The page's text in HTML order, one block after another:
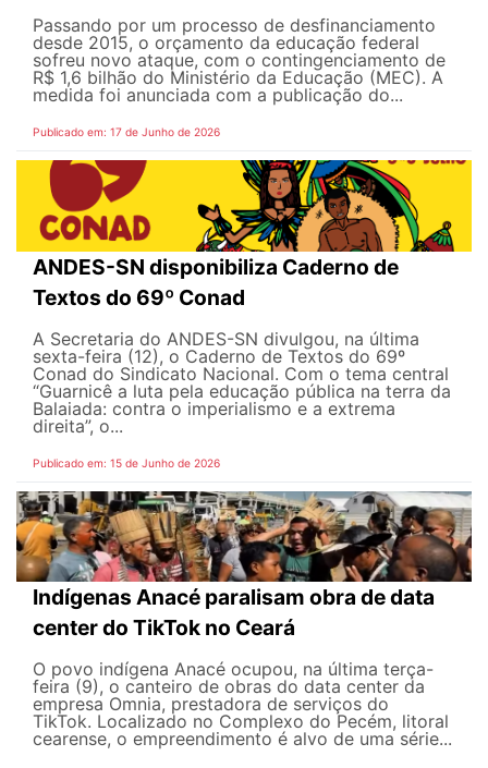
Passando por um processo de desfinanciamento
desde 2015, o orçamento da educação federal
sofreu novo ataque, com o contingenciamento de
R$ 1,6 bilhão do Ministério da Educação (MEC). A
medida foi anunciada com a publicação do...
Publicado em: 17 de Junho de 2026
ANDES-SN disponibiliza Caderno de
Textos do 69º Conad
A Secretaria do ANDES-SN divulgou, na última
sexta-feira (12), o Caderno de Textos do 69º
Conad do Sindicato Nacional. Com o tema central
“Guarnicê a luta pela educação pública na terra da
Balaiada: contra o imperialismo e a extrema
direita”, o...
Publicado em: 15 de Junho de 2026
Indígenas Anacé paralisam obra de data
center do TikTok no Ceará
O povo indígena Anacé ocupou, na última terça-
feira (9), o canteiro de obras do data center da
empresa Omnia, prestadora de serviços do
TikTok. Localizado no Complexo do Pecém, litoral
cearense, o empreendimento é alvo de uma série...